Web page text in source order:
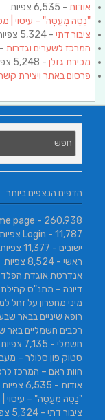
אודות - 6,535 צפיות
"נַסֵּה מְעַסֶּה" – עיסוי |
ציבור דתי - 5,324 צפיות
המרכז לשערים וגדרות - 5,295 צפיות
מכירת גזלן - 5,248 צפיות
פרסום באתר ויצירת
הדפים הנצפים ביותר
page - 260,938 צפיות
Login - 11,787 צפיות
ישובים - 11,377 צפיות
ראשי - 8,524 צפיות
אנדרטת אוגדת
דיונה – מתנ"ס
מיני מחפרון על זחל
רופא שיניים בבאר
רכבים חשמליים באר
חשמלי - 7,135 צפיות
סטוק פון סלולר –
חוות ראם – המרכז
אודות - 6,535 צפיות
"נַסֵּה מְעַסֶּה" – עיסוי |
ציבור דתי - 5,324 צפיות